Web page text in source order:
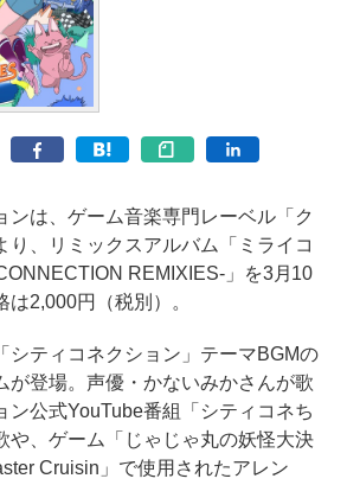
は、ゲーム音楽専門レーベル「ク
り、リミックスアルバム「ミライコ
REMIXIES-」を3月10
は2,000円（税別）。
ティコネクション」テーマBGMの
が登場。声優・かないみかさんが歌
ン公式YouTube番組「シティコネち
や、ゲーム「じゃじゃ丸の妖怪大決
Cruisin」で使用されたアレン